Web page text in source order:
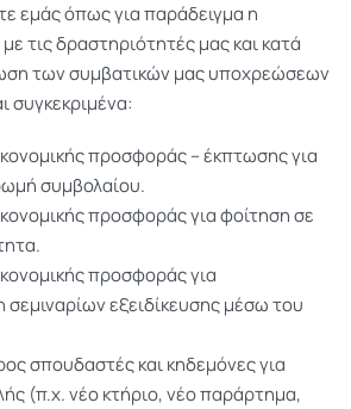
εμάς όπως για παράδειγμα η
τις δραστηριότητές μας και κατά
των συμβατικών μας υποχρεώσεων
συγκεκριμένα:
προσφοράς – έκπτωσης για
συμβολαίου.
προσφοράς για φοίτηση σε
προσφοράς για
εξειδίκευσης μέσω του
σπουδαστές και κηδεμόνες για
(π.χ. νέο κτήριο, νέο παράρτημα,